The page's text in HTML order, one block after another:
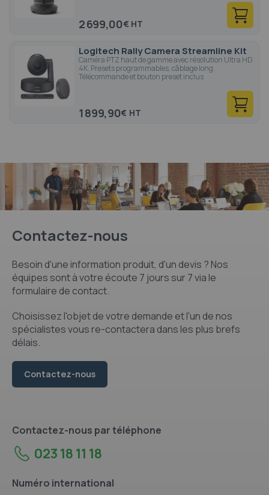
2 699,00€
Logitech Rally Camera Streamline Kit
Caméra PTZ haut de gamme avec résolution Ultra HD
4K. Presets programmables, câblage long.
Télécommande et bouton preset inclus
1 899,90€
Contactez-nous
Besoin d'une information produit, d'un devis ? Nos
équipes sont à votre écoute 7 jours sur 7 via le
formulaire de contact.
Choisissez l'objet de votre demande et l'un de nos
spécialistes vous re-contactera dans les plus brefs
délais.
Contactez-nous
Contactez-nous par téléphone
023 18 11 18
Numéro international